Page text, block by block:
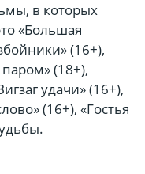
в которых
«Большая
(16+),
(18+),
удачи» (16+),
(16+), «Гостья